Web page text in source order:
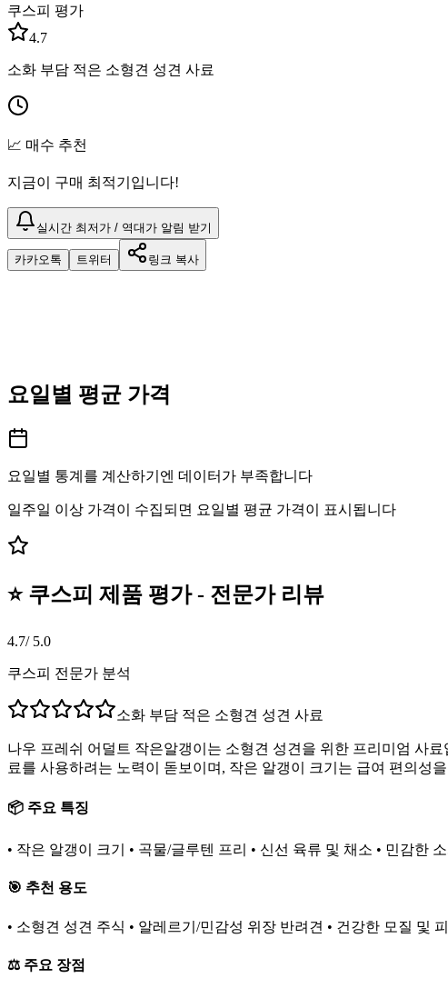
쿠스피 평가
4.7
소화 부담 적은 소형견 성견 사료
📈 매수 추천
지금이 구매 최적기입니다!
실시간 최저가 / 역대가 알림 받기
카카오톡 트위터 링크 복사
요일별 평균 가격
요일별 통계를 계산하기엔 데이터가 부족합니다
일주일 이상 가격이 수집되면 요일별 평균 가격이 표시됩니다
⭐ 쿠스피 제품 평가 - 전문가 리뷰
4.7/ 5.0
쿠스피 전문가 분석
소화 부담 적은 소형견 성견 사료
나우 프레쉬 어덜트 작은알갱이는 소형견 성견을 위한 프리미엄 사
료를 사용하려는 노력이 돋보이며, 작은 알갱이 크기는 급여 편의성
📦 주요 특징
• 작은 알갱이 크기 • 곡물/글루텐 프리 • 신선 육류 및 채소 • 민감한
🎯 추천 용도
• 소형견 성견 주식 • 알레르기/민감성 위장 반려견 • 건강한 모질 및
⚖️ 주요 장점